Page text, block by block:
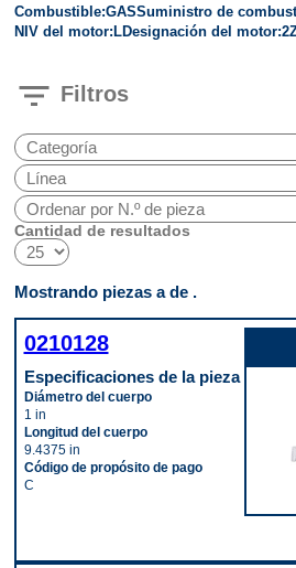
Combustible GASSuministro de
NIV del motor LDesignación del motor
filter_list Filtros
Cantidad de resultados
Mostrando piezas a de .
0210128
Especificaciones de la pieza
Diámetro del cuerpo
1 in
Longitud del cuerpo
9.4375 in
Código de propósito de pago
C